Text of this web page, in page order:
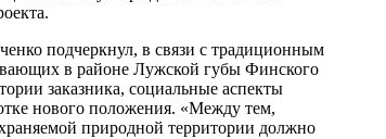
подчеркнул, в связи с традиционным
в районе Лужской губы Финского
заказника, социальные аспекты
нового положения. «Между тем,
природной территории должно